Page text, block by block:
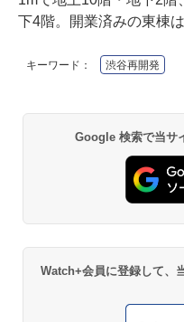
下4階。開業済みの東棟
キーワード： 渋谷再開発
Google 検索で当サ
Watch+会員に登録して、